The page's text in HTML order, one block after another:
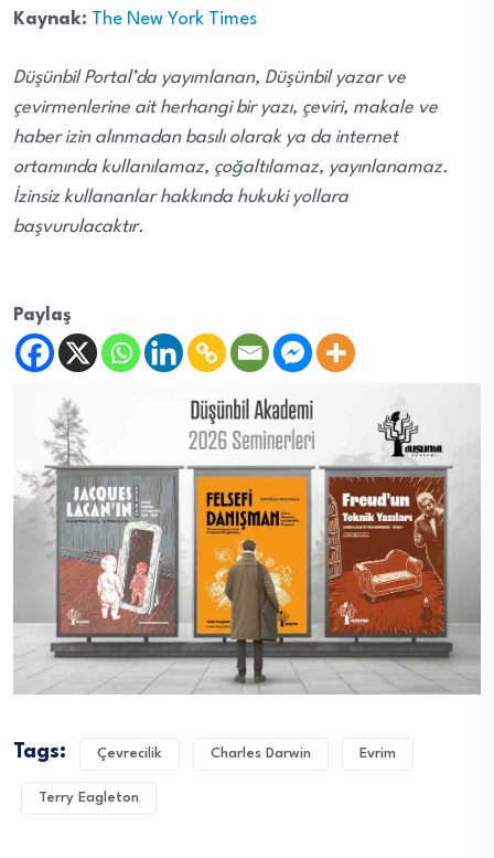
Kaynak: The New York Times
Düşünbil Portal’da yayımlanan, Düşünbil yazar ve
çevirmenlerine ait herhangi bir yazı, çeviri, makale ve
haber izin alınmadan basılı olarak ya da internet
ortamında kullanılamaz, çoğaltılamaz, yayınlanamaz.
İzinsiz kullananlar hakkında hukuki yollara
başvurulacaktır.
Paylaş
Tags: Çevrecilik Charles Darwin Evrim
Terry Eagleton